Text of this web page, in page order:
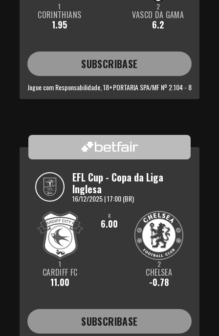
1
CORINTHIANS
1.95
2
VASCO DA GAMA
6.2
SUBSCRIBASE
Jogue com Responsabilidade, 18+PORTARIA SPA/MF Nº 2.104 - 8
EFL Cup - Copa da Liga
Inglesa
16/12/2025 | 17:00 (BR)
1
CARDIFF FC
11.00
x
6.00
2
CHELSEA
-0.78
SUBSCRIBASE